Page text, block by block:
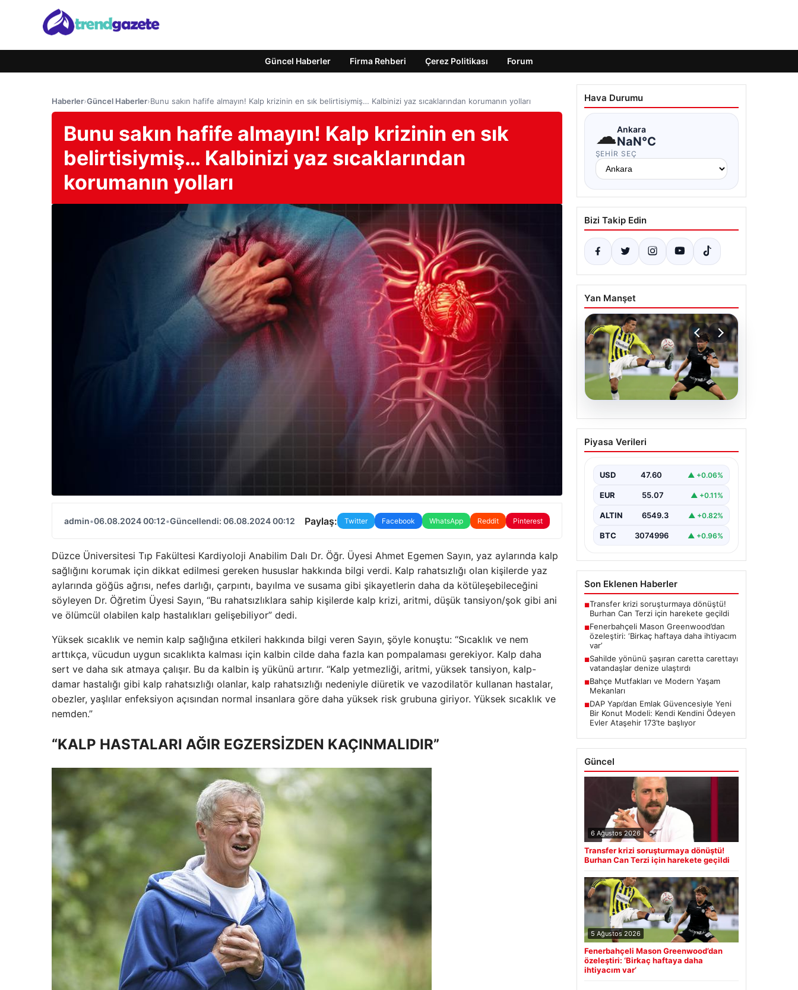
Güncel Haberler Firma Rehberi Çerez Politikası Forum
Haberler›Güncel Haberler›Bunu sakın hafife almayın! Kalp krizinin en sık belirtisiymiş… Kalbinizi yaz sıcaklarından korumanın yolları
Bunu sakın hafife almayın! Kalp krizinin en sık
belirtisiymiş… Kalbinizi yaz sıcaklarından
korumanın yolları
admin•06.08.2024 00:12•Güncellendi: 06.08.2024 00:12 Paylaş: Twitter Facebook WhatsApp Reddit Pinterest
Düzce Üniversitesi Tıp Fakültesi Kardiyoloji Anabilim Dalı Dr. Öğr. Üyesi Ahmet Egemen Sayın, yaz aylarında kalp
sağlığını korumak için dikkat edilmesi gereken hususlar hakkında bilgi verdi. Kalp rahatsızlığı olan kişilerde yaz
aylarında göğüs ağrısı, nefes darlığı, çarpıntı, bayılma ve susama gibi şikayetlerin daha da kötüleşebileceğini
söyleyen Dr. Öğretim Üyesi Sayın, “Bu rahatsızlıklara sahip kişilerde kalp krizi, aritmi, düşük tansiyon/şok gibi ani
ve ölümcül olabilen kalp hastalıkları gelişebiliyor” dedi.
Yüksek sıcaklık ve nemin kalp sağlığına etkileri hakkında bilgi veren Sayın, şöyle konuştu: “Sıcaklık ve nem
arttıkça, vücudun uygun sıcaklıkta kalması için kalbin cilde daha fazla kan pompalaması gerekiyor. Kalp daha
sert ve daha sık atmaya çalışır. Bu da kalbin iş yükünü artırır. “Kalp yetmezliği, aritmi, yüksek tansiyon, kalp-
damar hastalığı gibi kalp rahatsızlığı olanlar, kalp rahatsızlığı nedeniyle diüretik ve vazodilatör kullanan hastalar,
obezler, yaşlılar enfeksiyon açısından normal insanlara göre daha yüksek risk grubuna giriyor. Yüksek sıcaklık ve
nemden.”
“KALP HASTALARI AĞIR EGZERSİZDEN KAÇINMALIDIR”
Hava Durumu
☁Ankara
NaN°C
ŞEHIR SEÇ
Bizi Takip Edin
Yan Manşet
05.08.2026
Fenerbahçeli Mason
Greenwood’dan
haftaya daha ihtiyacım
var’
Piyasa Verileri
USD 47.60 ▲ +0.06%
EUR 55.07 ▲ +0.11%
ALTIN 6549.3 ▲ +0.82%
BTC 3074996 ▲ +0.96%
Son Eklenen Haberler
■Transfer krizi soruşturmaya dönüştü!
Burhan Can Terzi için harekete geçildi
■Fenerbahçeli Mason Greenwood’dan
özeleştiri: ‘Birkaç haftaya daha ihtiyacım
var’
■Sahilde yönünü şaşıran caretta carettayı
vatandaşlar denize ulaştırdı
■Bahçe Mutfakları ve Modern Yaşam
Mekanları
■DAP Yapı’dan Emlak Güvencesiyle Yeni
Bir Konut Modeli: Kendi Kendini Ödeyen
Evler Ataşehir 173’te başlıyor
Güncel
6 Ağustos 2026
Transfer krizi soruşturmaya dönüştü!
Burhan Can Terzi için harekete geçildi
5 Ağustos 2026
Fenerbahçeli Mason Greenwood’dan
özeleştiri: ‘Birkaç haftaya daha
ihtiyacım var’